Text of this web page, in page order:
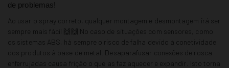
de problemas!
Ao usar o spray correto, qualquer montagem e desmontagem irá ser
sempre mais fácil 🙌🙌 No caso de situações com sensores, como
os sistemas ABS, há sempre o risco de falha devido à conetividade
dos produtos à base de metal. Desaparafusar conexões de rosca
enferrujadas causa frição o que as faz aquecer e expandir. Isto torna